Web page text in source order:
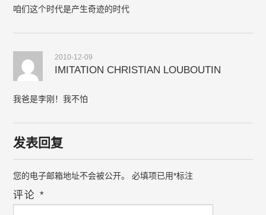
咱们这个时代是产生奇迹的时代
2010-12-09
IMITATION CHRISTIAN LOUBOUTIN
我爸是李刚！我不怕
发表回复
您的电子邮箱地址不会被公开。 必填项已用*标注
评论*